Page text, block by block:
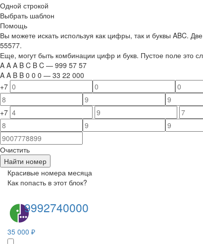
Одной строкой
Выбрать шаблон
Помощь
Вы можете искать используя как цифры, так и буквы ABC.
55577.
Еще, могут быть комбинации цифр и букв. Пустое поле это
A A A B C B C — 999 57 57
A A B B 0 0 0 — 33 22 000
+7
+7
Очистить
Найти номер
Красивые номера месяца
Как попасть в этот блок?
9992740000
35 000 ₽